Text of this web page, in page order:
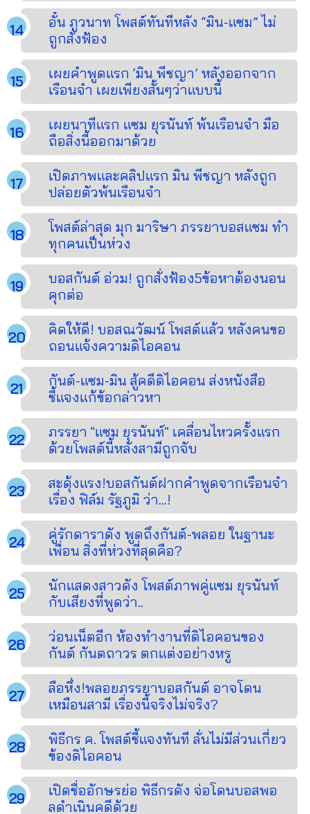
อั๋น ภูวนาท โพสต์ทันทีหลัง “มิน-แซม” ไม่
ถูกสั่งฟ้อง
เผยคำพูดแรก ‘มิน พีชญา’ หลังออกจาก
เรือนจำ เผยเพียงสั้นๆว่าแบบนี้
เผยนาทีแรก แซม ยุรนันท์ พ้นเรือนจำ มือ
ถือสิ่งนี้ออกมาด้วย
เปิดภาพและคลิปแรก มิน พีชญา หลังถูก
ปล่อยตัวพ้นเรือนจำ
โพสต์ล่าสุด มุก มาริษา ภรรยาบอสแซม ทำ
ทุกคนเป็นห่วง
บอสกันต์ อ่วม! ถูกสั่งฟ้อง5ข้อหาต้องนอน
คุกต่อ
คิดให้ดี! บอสณวัฒน์ โพสต์แล้ว หลังคนขอ
ถอนแจ้งความดิไอคอน
กันต์-แซม-มิน สู้คดีดิไอคอน ส่งหนังสือ
ชี้แจงแก้ข้อกล่าวหา
ภรรยา "แซม ยุรนันท์" เคลื่อนไหวครั้งแรก
ด้วยโพสต์นี้หลังสามีถูกจับ
สะดุ้งแรง!บอสกันต์ฝากคำพูดจากเรือนจำ
เรื่อง ฟิล์ม รัฐภูมิ ว่า...!
คู่รักดาราดัง พูดถึงกันต์-พลอย ในฐานะ
เพื่อน สิ่งที่ห่วงที่สุดคือ?
นักแสดงสาวดัง โพสต์ภาพคู่แซม ยุรนันท์
กับเสียงที่พูดว่า..
ว่อนเน็ตอีก ห้องทำงานที่ดิไอคอนของ
กันต์ กันตถาวร ตกแต่งอย่างหรู
ลือหึ่ง!พลอยภรรยาบอสกันต์ อาจโดน
เหมือนสามี เรื่องนี้จริงไม่จริง?
พิธีกร ค. โพสต์ชี้แจงทันที ลั่นไม่มีส่วนเกี่ยว
ข้องดิไอคอน
เปิดชื่ออักษรย่อ พิธีกรดัง จ่อโดนบอสพอ
ลดำเนินคดีด้วย